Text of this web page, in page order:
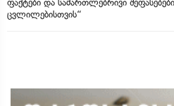
ფაქტები და სამართლებრივი
ცვლილებისთვის“